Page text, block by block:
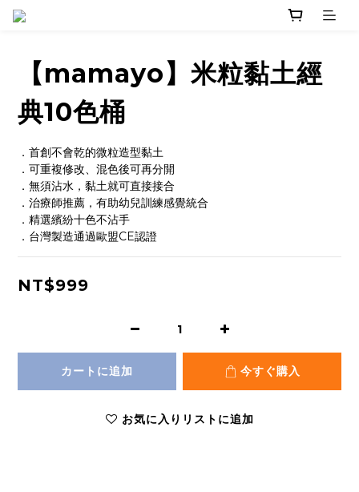
【mamayo】米粒黏土經
典10色桶
．首創不會乾的微粒造型黏土
．可重複修改、混色後可再分開
．無須沾水，黏土就可直接接合
．治療師推薦，有助幼兒訓練感覺統合
．精選繽紛十色不沾手
．台灣製造通過歐盟CE認證
NT$999
カートに追加 今すぐ購入
お気に入りリストに追加